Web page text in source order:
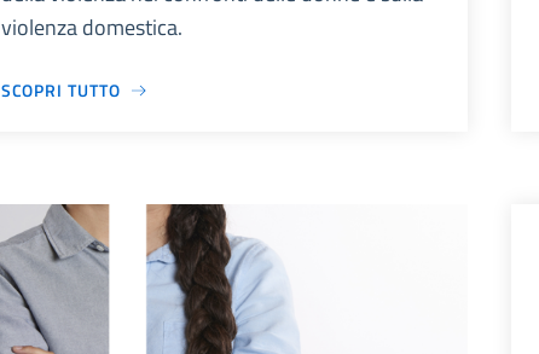
violenza domestica.
SCOPRI TUTTO